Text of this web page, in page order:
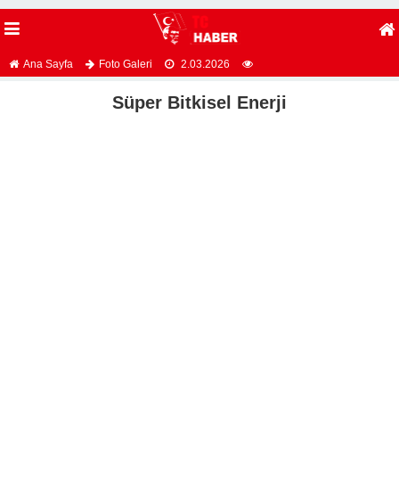
Ana Sayfa Foto Galeri 2.03.2026
Süper Bitkisel Enerji